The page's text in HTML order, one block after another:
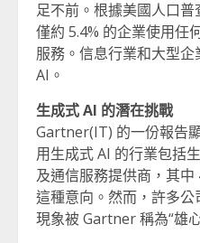
足不前。根據美國人口普
僅約 5.4% 的企業使用任
服務。信息行業和大型
AI。
生成式 AI 的潛在挑戰
Gartner(IT) 的一份報告
用生成式 AI 的行業包括
及通信服務提供商，其中
這種意向。然而，許多
現象被 Gartner 稱為“雄